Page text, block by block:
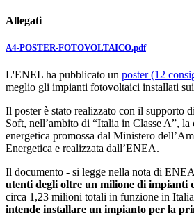
Allegati
A4-POSTER-FOTOVOLTAICO.pdf
L'ENEL ha pubblicato un poster (12
meglio gli impianti fotovoltaici installati
Il poster è stato realizzato con il supporto
Soft, nell’ambito di “Italia in Classe A”, la
energetica promossa dal Ministero
Energetica e realizzata dall’ENEA.
Il documento - si legge nella nota di
utenti degli oltre un milione di impianti
circa 1,23 milioni totali in funzione in
intende installare un impianto per la